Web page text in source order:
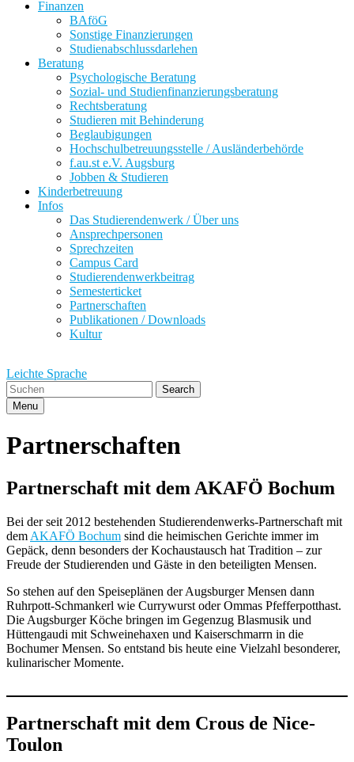
Finanzen
BAföG
Sonstige Finanzierungen
Studienabschlussdarlehen
Beratung
Psychologische Beratung
Sozial- und Studienfinanzierungsberatung
Rechtsberatung
Studieren mit Behinderung
Beglaubigungen
Hochschulbetreuungsstelle / Ausländerbehörde
f.au.st e.V. Augsburg
Jobben & Studieren
Kinderbetreuung
Infos
Das Studierendenwerk / Über uns
Ansprechpersonen
Sprechzeiten
Campus Card
Studierendenwerkbeitrag
Semesterticket
Partnerschaften
Publikationen / Downloads
Kultur
Leichte Sprache
Search
Menu
Partnerschaften
Partnerschaft mit dem AKAFÖ Bochum
Bei der seit 2012 bestehenden Studierendenwerks-Partnerschaft mit
dem AKAFÖ Bochum sind die heimischen Gerichte immer im
Gepäck, denn besonders der Kochaustausch hat Tradition – zur
Freude der Studierenden und Gäste in den beteiligten Mensen.
So stehen auf den Speiseplänen der Augsburger Mensen dann
Ruhrpott-Schmankerl wie Currywurst oder Ommas Pfefferpotthast.
Die Augsburger Köche bringen im Gegenzug Blasmusik und
Hüttengaudi mit Schweinehaxen und Kaiserschmarrn in die
Bochumer Mensen. So entstand bis heute eine Vielzahl besonderer,
kulinarischer Momente.
Partnerschaft mit dem Crous de Nice-
Toulon